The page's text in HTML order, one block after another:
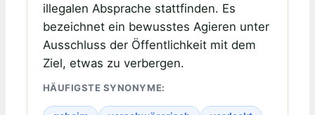
illegalen Absprache stattfinden. Es
bezeichnet ein bewusstes Agieren unter
Ausschluss der Öffentlichkeit mit dem
Ziel, etwas zu verbergen.
HÄUFIGSTE SYNONYME: